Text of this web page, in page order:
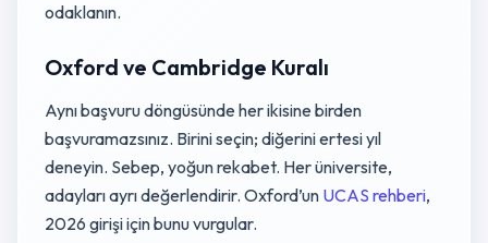
odaklanın.
Oxford ve Cambridge Kuralı
Aynı başvuru döngüsünde her ikisine birden
başvuramazsınız. Birini seçin; diğerini ertesi yıl
deneyin. Sebep, yoğun rekabet. Her üniversite,
adayları ayrı değerlendirir. Oxford’un UCAS rehberi,
2026 girişi için bunu vurgular.